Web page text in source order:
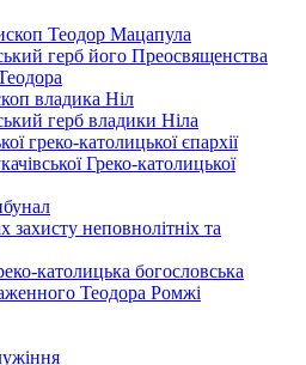
Теодор Мацапула
герб його Преосвященства
владика Ніл
герб владики Ніла
греко-католицької єпархії
Греко-католицької
захисту неповнолітніх та
католицька богословська
Теодора Ромжі